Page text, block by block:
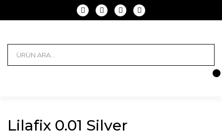
Lilafix 0.01 Silver